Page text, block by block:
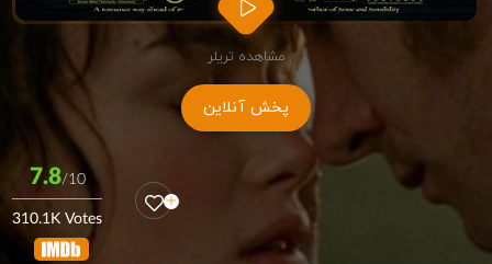
مشاهده تریلر
پخش آنلاین
7.8/10
310.1K Votes